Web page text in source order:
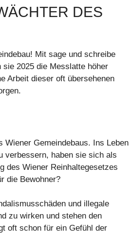
DES
Mit sage und schreibe
sie 2025 die Messlatte höher
Arbeit dieser oft übersehenen
Wiener Gemeindebaus. Ins Leben
verbessern, haben sie sich als
des Wiener Reinhaltegesetzes
die Bewohner?
und illegale
zu wirken und stehen den
oft schon für ein Gefühl der